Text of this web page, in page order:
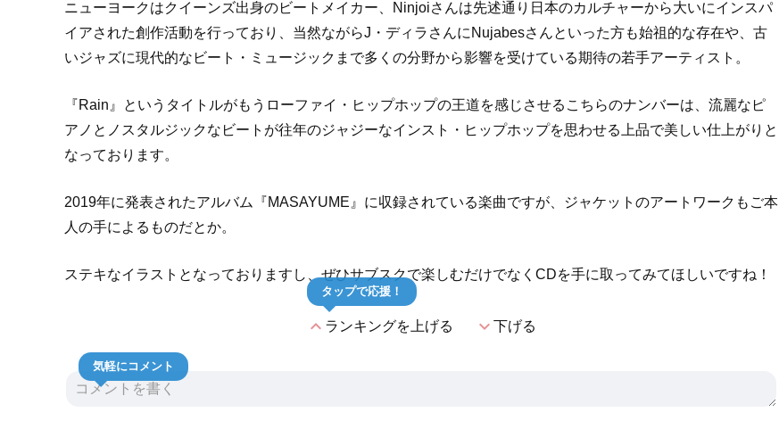
ニューヨークはクイーンズ出身のビートメイカー、Ninjoiさんは先述通り日本のカルチャーから大いにインスパ
イアされた創作活動を行っており、当然ながらJ・ディラさんにNujabesさんといった方も始祖的な存在や、古
いジャズに現代的なビート・ミュージックまで多くの分野から影響を受けている期待の若手アーティスト。
『Rain』というタイトルがもうローファイ・ヒップホップの王道を感じさせるこちらのナンバーは、流麗なピ
アノとノスタルジックなビートが往年のジャジーなインスト・ヒップホップを思わせる上品で美しい仕上がりと
なっております。
2019年に発表されたアルバム『MASAYUME』に収録されている楽曲ですが、ジャケットのアートワークもご本
人の手によるものだとか。
ステキなイラストとなっておりますし、ぜひサブスクで楽しむだけでなくCDを手に取ってみてほしいですね！
expand_lessランキングを上げる
タップで応援！
expand_more下げる
気軽にコメント